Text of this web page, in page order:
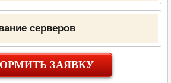
серверов
ЗАЯВКУ